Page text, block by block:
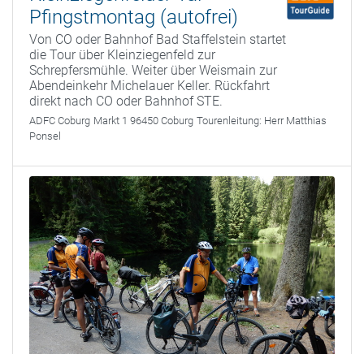
Pfingstmontag (autofrei)
Von CO oder Bahnhof Bad Staffelstein startet
die Tour über Kleinziegenfeld zur
Schrepfersmühle. Weiter über Weismain zur
Abendeinkehr Michelauer Keller. Rückfahrt
direkt nach CO oder Bahnhof STE.
ADFC Coburg Markt 1 96450 Coburg Tourenleitung: Herr Matthias
Ponsel